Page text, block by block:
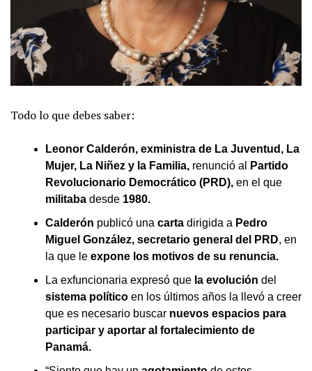
Todo lo que debes saber:
Leonor Calderón, exministra de La Juventud, La
Mujer, La Niñez y la Familia, renunció al
Partido
Revolucionario Democrático (PRD), en el que
militaba desde 1980.
Calderón publicó una carta dirigida a Pedro
Miguel González, secretario general del PRD, en
la que le expone los motivos de su renuncia.
La exfuncionaria expresó que la evolución del
sistema político en los últimos años la llevó a creer
que es necesario buscar nuevos espacios para
participar y aportar al fortalecimiento de
Panamá.